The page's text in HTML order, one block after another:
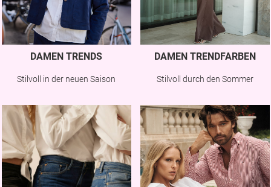
DAMEN TRENDS
Stilvoll in der neuen Saison
DAMEN TRENDFARBEN
Stilvoll durch den Sommer